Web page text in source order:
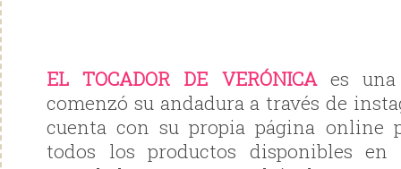
EL TOCADOR DE VERÓNICAes una
comenzó su andadura a través de
cuenta con su propia página online
todos los productos disponibles en